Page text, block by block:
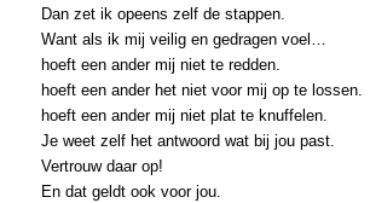
Dan zet ik opeens zelf de stappen.
Want als ik mij veilig en gedragen voel…
hoeft een ander mij niet te redden.
hoeft een ander het niet voor mij op te lossen.
hoeft een ander mij niet plat te knuffelen.
Je weet zelf het antwoord wat bij jou past.
Vertrouw daar op!
En dat geldt ook voor jou.